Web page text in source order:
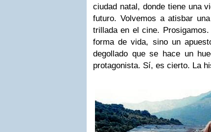
ciudad natal, donde tiene una
futuro. Volvemos a atisbar
trillada en el cine.
forma de vida, sino un
degollado que se hace un
protagonista. Sí, es cierto. La